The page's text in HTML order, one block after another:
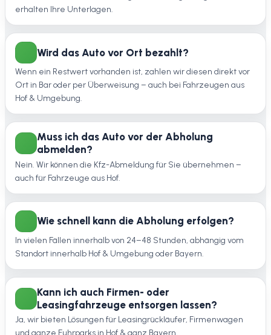
erhalten Ihre Unterlagen.
Wird das Auto vor Ort bezahlt?
Wenn ein Restwert vorhanden ist, zahlen wir diesen direkt vor
Ort in Bar oder per Überweisung – auch bei Fahrzeugen aus
Hof & Umgebung.
Muss ich das Auto vor der Abholung
abmelden?
Nein. Wir können die Kfz-Abmeldung für Sie übernehmen –
auch für Fahrzeuge aus Hof.
Wie schnell kann die Abholung erfolgen?
In vielen Fällen innerhalb von 24–48 Stunden, abhängig vom
Standort innerhalb Hof & Umgebung oder Bayern.
Kann ich auch Firmen- oder
Leasingfahrzeuge entsorgen lassen?
Ja, wir bieten Lösungen für Leasingrückläufer, Firmenwagen
und ganze Fuhrparks in Hof & ganz Bayern.